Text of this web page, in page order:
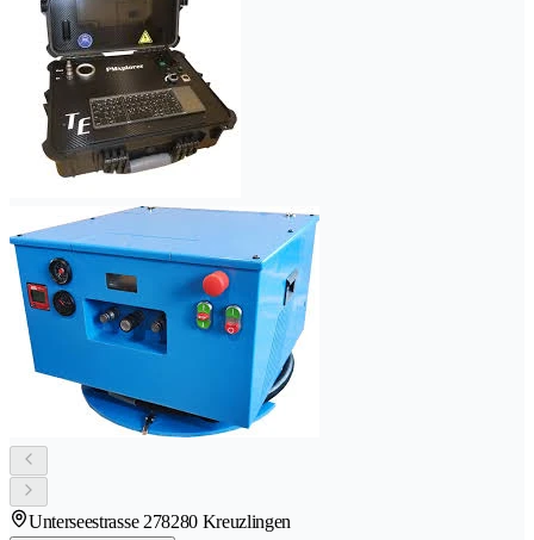
Unterseestrasse 278280 Kreuzlingen